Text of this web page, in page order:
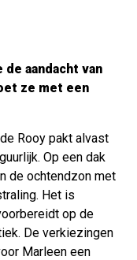
aandacht van
ze met een
Rooy pakt alvast
Op een dak
de ochtendzon met
Het is
op de
De verkiezingen
Marleen een